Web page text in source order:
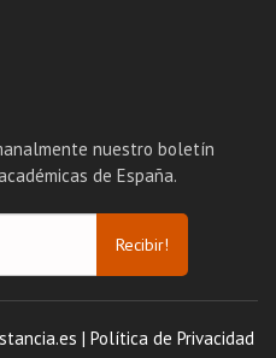
nuestro boletín
de España.
Recibir!
| Política de Privacidad